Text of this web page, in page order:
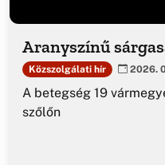
Aranyszínű
Közszolgálati hír 2026.
A betegség 19
szőlőn